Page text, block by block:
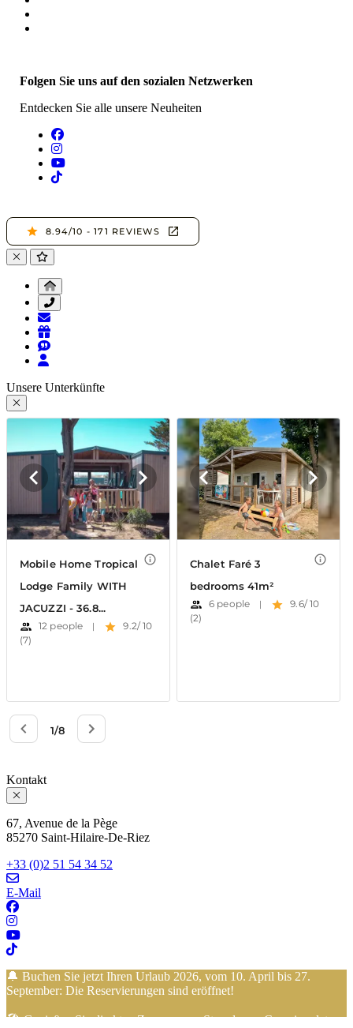
Folgen Sie uns auf den sozialen Netzwerken
Entdecken Sie alle unsere Neuheiten
Unsere Unterkünfte
Kontakt
67, Avenue de la Pège
85270 Saint-Hilaire-De-Riez
+33 (0)2 51 54 34 52
E-Mail
🔔 Buchen Sie jetzt Ihren Urlaub 2026, vom 10. April bis 27.
September: Die Reservierungen sind eröffnet!
🏖️ Genießen Sie direkten Zugang zum Strand vom Campingplatz…